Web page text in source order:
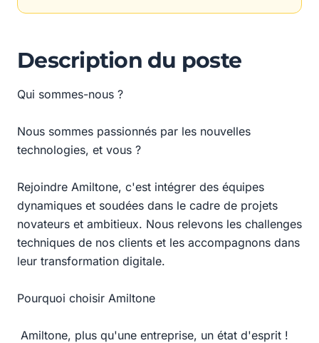
Description du poste
Qui sommes-nous ?
Nous sommes passionnés par les nouvelles
technologies, et vous ?
Rejoindre Amiltone, c'est intégrer des équipes
dynamiques et soudées dans le cadre de projets
novateurs et ambitieux. Nous relevons les challenges
techniques de nos clients et les accompagnons dans
leur transformation digitale.
Pourquoi choisir Amiltone
Amiltone, plus qu'une entreprise, un état d'esprit !